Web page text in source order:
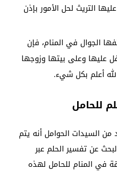
التريث لحل الأمور بإذن
الجوال في المنام، فإن
وعلى بيتها وزوجها
أعلم بكل شيء.
للحامل
من السيدات الحوامل أنه يتم
عن تفسير الحلم عبر
في المنام للحامل لهذه